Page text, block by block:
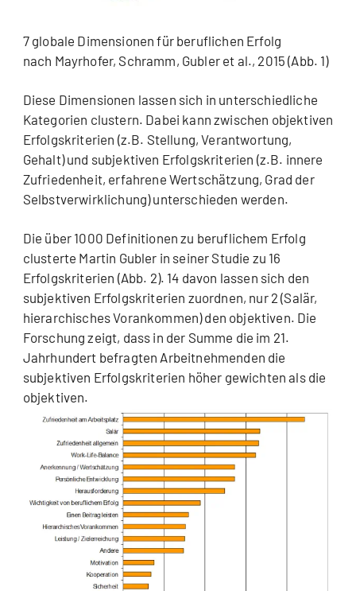
7 globale Dimensionen für beruflichen Erfolg
nach Mayrhofer, Schramm, Gubler et al., 2015 (Abb. 1)
Diese Dimensionen lassen sich in unterschiedliche
Kategorien clustern. Dabei kann zwischen objektiven
Erfolgskriterien (z.B. Stellung, Verantwortung,
Gehalt) und subjektiven Erfolgskriterien (z.B. innere
Zufriedenheit, erfahrene Wertschätzung, Grad der
Selbstverwirklichung) unterschieden werden.
Die über 1000 Definitionen zu beruflichem Erfolg
clusterte Martin Gubler in seiner Studie zu 16
Erfolgskriterien (Abb. 2). 14 davon lassen sich den
subjektiven Erfolgskriterien zuordnen, nur 2 (Salär,
hierarchisches Vorankommen) den objektiven. Die
Forschung zeigt, dass in der Summe die im 21.
Jahrhundert befragten Arbeitnehmenden die
subjektiven Erfolgskriterien höher gewichten als die
objektiven.